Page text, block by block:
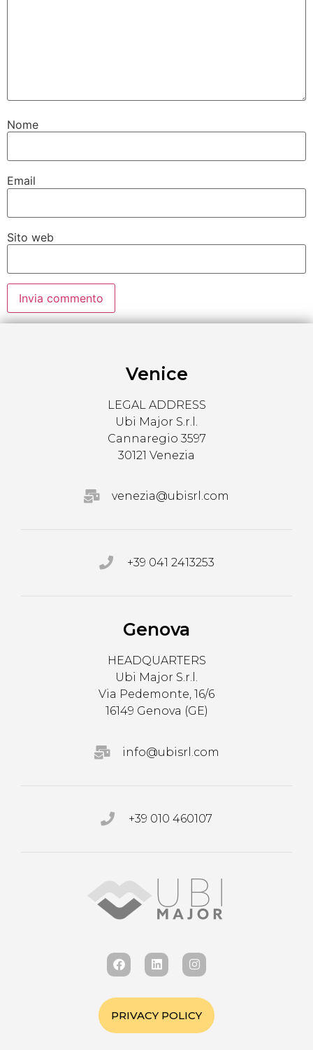
Nome
Email
Sito web
Venice
LEGAL ADDRESS
Ubi Major S.r.l.
Cannaregio 3597
30121 Venezia
venezia@ubisrl.com
+39 041 2413253
Genova
HEADQUARTERS
Ubi Major S.r.l.
Via Pedemonte, 16/6
16149 Genova (GE)
info@ubisrl.com
+39 010 460107
PRIVACY POLICY